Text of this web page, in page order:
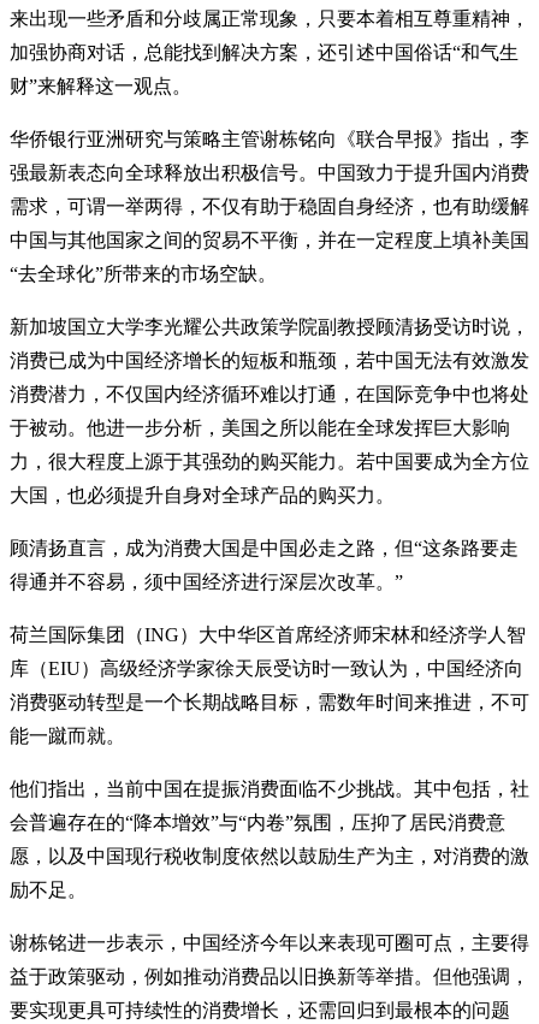
来出现一些矛盾和分歧属正常现象，只要本着相互尊重精神，
加强协商对话，总能找到解决方案，还引述中国俗话“和气生
财”来解释这一观点。
华侨银行亚洲研究与策略主管谢栋铭向《联合早报》指出，李
强最新表态向全球释放出积极信号。中国致力于提升国内消费
需求，可谓一举两得，不仅有助于稳固自身经济，也有助缓解
中国与其他国家之间的贸易不平衡，并在一定程度上填补美国
“去全球化”所带来的市场空缺。
新加坡国立大学李光耀公共政策学院副教授顾清扬受访时说，
消费已成为中国经济增长的短板和瓶颈，若中国无法有效激发
消费潜力，不仅国内经济循环难以打通，在国际竞争中也将处
于被动。他进一步分析，美国之所以能在全球发挥巨大影响
力，很大程度上源于其强劲的购买能力。若中国要成为全方位
大国，也必须提升自身对全球产品的购买力。
顾清扬直言，成为消费大国是中国必走之路，但“这条路要走
得通并不容易，须中国经济进行深层次改革。”
荷兰国际集团（ING）大中华区首席经济师宋林和经济学人智
库（EIU）高级经济学家徐天辰受访时一致认为，中国经济向
消费驱动转型是一个长期战略目标，需数年时间来推进，不可
能一蹴而就。
他们指出，当前中国在提振消费面临不少挑战。其中包括，社
会普遍存在的“降本增效”与“内卷”氛围，压抑了居民消费意
愿，以及中国现行税收制度依然以鼓励生产为主，对消费的激
励不足。
谢栋铭进一步表示，中国经济今年以来表现可圈可点，主要得
益于政策驱动，例如推动消费品以旧换新等举措。但他强调，
要实现更具可持续性的消费增长，还需回归到最根本的问题